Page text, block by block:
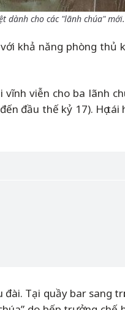
dành cho các "lãnh chúa"
khả năng phòng thủ
viễn cho ba lãnh
đầu thế kỷ 17). Họ
Tại quầy bar sang